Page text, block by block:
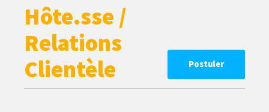
Hôte.sse /
Relations
Clientèle
Postuler